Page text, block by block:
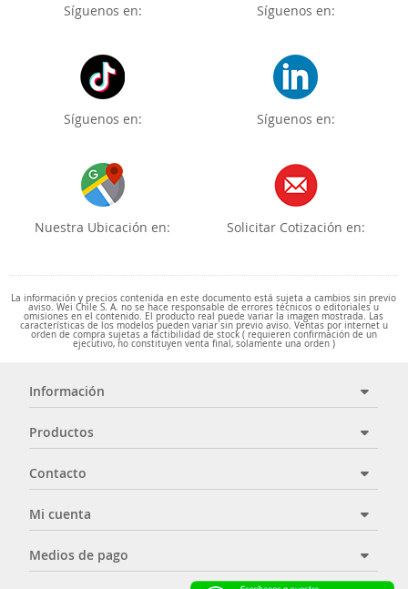
Síguenos en: Síguenos en:
Síguenos en: Síguenos en:
Nuestra Ubicación en: Solicitar Cotización en:
La información y precios contenida en este documento está sujeta a cambios sin previo
aviso. Wei Chile S. A. no se hace responsable de errores técnicos o editoriales u
omisiones en el contenido. El producto real puede variar la imagen mostrada. Las
características de los modelos pueden variar sin previo aviso. Ventas por internet u
orden de compra sujetas a factibilidad de stock ( requieren confirmación de un
ejecutivo, no constituyen venta final, solamente una orden )
Información
Productos
Contacto
Mi cuenta
Medios de pago